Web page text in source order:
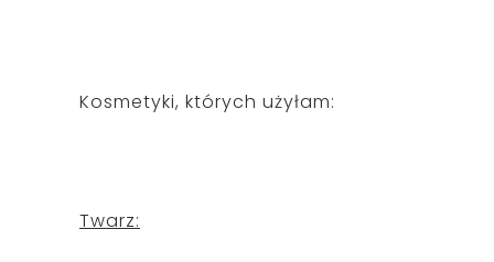
Kosmetyki, których użyłam:
Twarz: